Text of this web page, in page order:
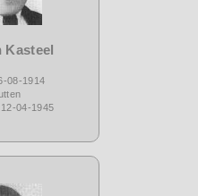
Kasteel
08-1914
04-1945